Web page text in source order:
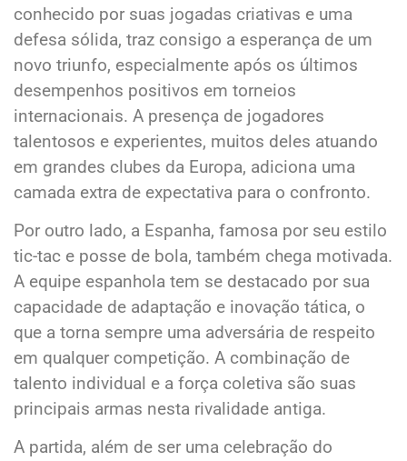
conhecido por suas jogadas criativas e uma
defesa sólida, traz consigo a esperança de um
novo triunfo, especialmente após os últimos
desempenhos positivos em torneios
internacionais. A presença de jogadores
talentosos e experientes, muitos deles atuando
em grandes clubes da Europa, adiciona uma
camada extra de expectativa para o confronto.
Por outro lado, a Espanha, famosa por seu estilo
tic-tac e posse de bola, também chega motivada.
A equipe espanhola tem se destacado por sua
capacidade de adaptação e inovação tática, o
que a torna sempre uma adversária de respeito
em qualquer competição. A combinação de
talento individual e a força coletiva são suas
principais armas nesta rivalidade antiga.
A partida, além de ser uma celebração do